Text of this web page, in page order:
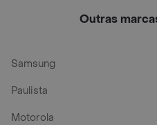
Outras
Samsung
Paulista
Motorola